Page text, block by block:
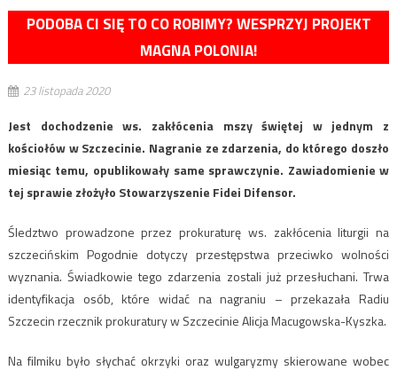
PODOBA CI SIĘ TO CO ROBIMY? WESPRZYJ PROJEKT
MAGNA POLONIA!
23 listopada 2020
Jest dochodzenie ws. zakłócenia mszy świętej w jednym z
kościołów w Szczecinie. Nagranie ze zdarzenia, do którego doszło
miesiąc temu, opublikowały same sprawczynie. Zawiadomienie w
tej sprawie złożyło Stowarzyszenie Fidei Difensor.
Śledztwo prowadzone przez prokuraturę ws. zakłócenia liturgii na
szczecińskim Pogodnie dotyczy przestępstwa przeciwko wolności
wyznania. Świadkowie tego zdarzenia zostali już przesłuchani. Trwa
identyfikacja osób, które widać na nagraniu – przekazała Radiu
Szczecin rzecznik prokuratury w Szczecinie Alicja Macugowska-Kyszka.
Na filmiku było słychać okrzyki oraz wulgaryzmy skierowane wobec